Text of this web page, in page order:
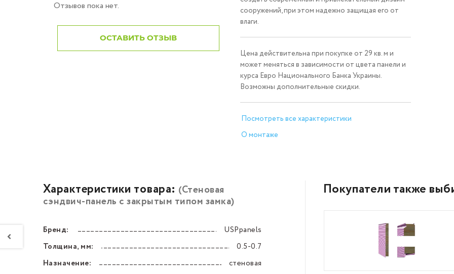
Отзывов пока нет.
ОСТАВИТЬ ОТЗЫВ
сооружений, при этом надежно защищая его от
влаги.
Цена действительна при покупке от 29 кв. м и
может меняться в зависимости от цвета панели и
курса Евро Национального Банка Украины.
Возможны дополнительные скидки.
Посмотреть все характеристики
О монтаже
Характеристики товара: (Стеновая
сэндвич-панель с закрытым типом замка)
Бренд:
–––––––––––––––––––––––––––––––––––––––––––––USPpanels
Толщина, мм:
––––––––––––––––––––––––––––––––––––––––––––– 0.5-0.7
Назначение:
–––––––––––––––––––––––––––––––––––––––––––––стеновая
Покупатели также